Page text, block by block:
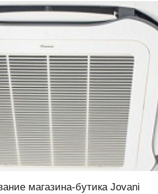
магазина-бутика Jovani